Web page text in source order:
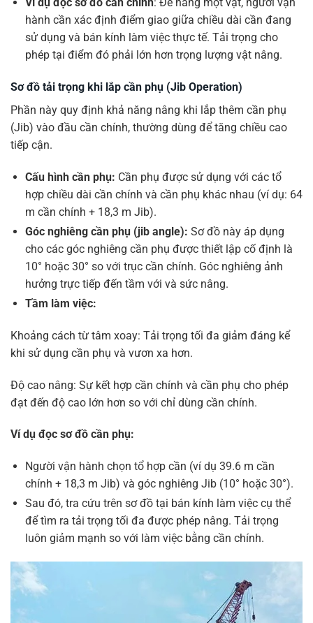
hành cần xác định điểm giao giữa chiều dài cần đang
sử dụng và bán kính làm việc thực tế. Tải trọng cho
phép tại điểm đó phải lớn hơn trọng lượng vật nâng.
Sơ đồ tải trọng khi lắp cần phụ (Jib Operation)
Phần này quy định khả năng nâng khi lắp thêm cần phụ
(Jib) vào đầu cần chính, thường dùng để tăng chiều cao
tiếp cận.
Cấu hình cần phụ: Cần phụ được sử dụng với các tổ
hợp chiều dài cần chính và cần phụ khác nhau (ví dụ: 64
m cần chính + 18,3 m Jib).
Góc nghiêng cần phụ (jib angle): Sơ đồ này áp dụng
cho các góc nghiêng cần phụ được thiết lập cố định là
10° hoặc 30° so với trục cần chính. Góc nghiêng ảnh
hưởng trực tiếp đến tầm với và sức nâng.
Tầm làm việc:
Khoảng cách từ tâm xoay: Tải trọng tối đa giảm đáng kể
khi sử dụng cần phụ và vươn xa hơn.
Độ cao nâng: Sự kết hợp cần chính và cần phụ cho phép
đạt đến độ cao lớn hơn so với chỉ dùng cần chính.
Ví dụ đọc sơ đồ cần phụ:
Người vận hành chọn tổ hợp cần (ví dụ 39.6 m cần
chính + 18,3 m Jib) và góc nghiêng Jib (10° hoặc 30°).
Sau đó, tra cứu trên sơ đồ tại bán kính làm việc cụ thể
để tìm ra tải trọng tối đa được phép nâng. Tải trọng
luôn giảm mạnh so với làm việc bằng cần chính.